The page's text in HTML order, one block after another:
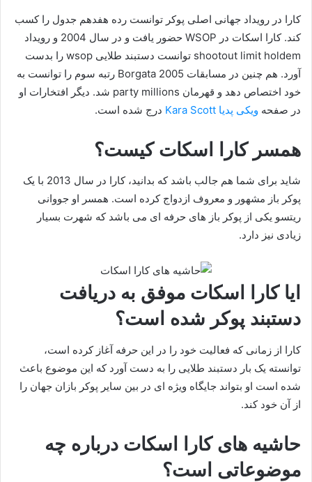
کارا در رویداد جهانی اصلی پوکر توانست رده هفدهم جدول را کسب
کند. کارا اسکات در WSOP حضور یافت و در سال 2004 و رویداد
shootout limit holdem توانست دستبند طلایی wsop را بدست
آورد. هم چنین در مسابقات Borgata 2005 رتبه سوم را توانست به
خود اختصاص دهد و قهرمان party millions شد. دیگر افتخارات او
در صفحه ویکی پدیا Kara Scott درج شده است.
همسر کارا اسکات کیست؟
شاید برای شما هم جالب باشد که بدانید، کارا در سال 2013 با یک
پوکر باز مشهور و معروف ازدواج کرده است. همسر او جووانی
ریتسو یکی از پوکر باز های حرفه ای می باشد که شهرت بسیار
زیادی نیز دارد.
ایا کارا اسکات موفق به دریافت
دستبند پوکر شده است؟
کارا از زمانی که فعالیت خود را در این حرفه آغاز کرده است،
توانسته یک بار دستبند طلایی را به دست آورد که این موضوع باعث
شده است او بتواند جایگاه ویژه ای در بین سایر پوکر بازان جهان را
از آن خود کند.
حاشیه های کارا اسکات درباره چه
موضوعاتی است؟